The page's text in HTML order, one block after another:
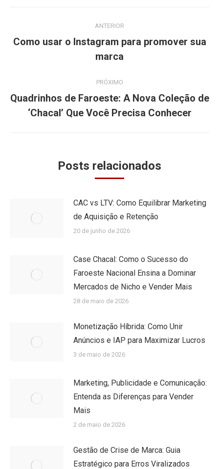
de
ANTERIOR
Post
anterior:
Como usar o Instagram para promover sua
marca
PRÓXIMO
Próximo
post:
Quadrinhos de Faroeste: A Nova Coleção de
‘Chacal’ Que Você Precisa Conhecer
Posts relacionados
CAC vs LTV: Como Equilibrar Marketing
de Aquisição e Retenção
20 de junho de 2026
Case Chacal: Como o Sucesso do
Faroeste Nacional Ensina a Dominar
Mercados de Nicho e Vender Mais
28 de maio de 2026
Monetização Híbrida: Como Unir
Anúncios e IAP para Maximizar Lucros
3 de maio de 2026
Marketing, Publicidade e Comunicação:
Entenda as Diferenças para Vender
Mais
2 de maio de 2026
Gestão de Crise de Marca: Guia
Estratégico para Erros Viralizados